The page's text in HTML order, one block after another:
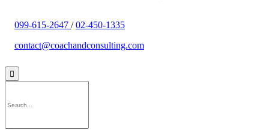
099-615-2647 /02-450-1335
contact@coachandconsulting.com
